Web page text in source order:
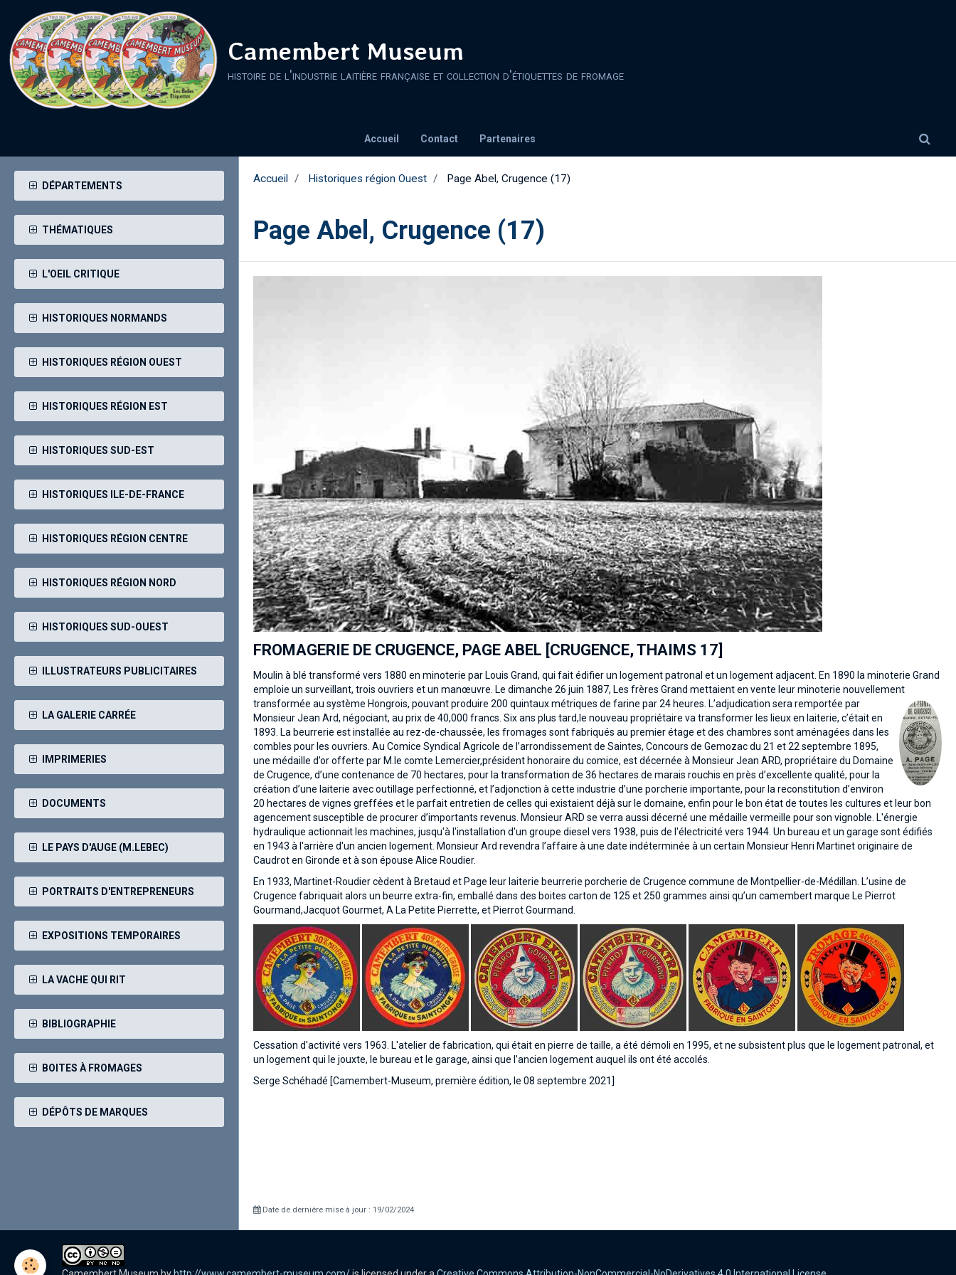
Camembert Museum
histoire de l'industrie laitière française et collection d'étiquettes de fromage
Accueil Contact Partenaires
Accueil Historiques région Ouest Page Abel, Crugence (17)
Page Abel, Crugence (17)
FROMAGERIE DE CRUGENCE, PAGE ABEL [CRUGENCE, THAIMS 17]
Moulin à blé transformé vers 1880 en minoterie par Louis Grand, qui fait édifier un logement patronal et un logement adjacent. En 1890 la minoterie Grand
emploie un surveillant, trois ouvriers et un manœuvre. Le dimanche 26 juin 1887, Les frères Grand mettaient en vente leur minoterie nouvellement
transformée au système Hongrois, pouvant produire 200 quintaux métriques de farine par 24 heures. L’adjudication sera remportée par
Monsieur Jean Ard, négociant, au prix de 40,000 francs. Six ans plus tard,le nouveau propriétaire va transformer les lieux en laiterie, c’était en
1893. La beurrerie est installée au rez-de-chaussée, les fromages sont fabriqués au premier étage et des chambres sont aménagées dans les
combles pour les ouvriers. Au Comice Syndical Agricole de l’arrondissement de Saintes, Concours de Gemozac du 21 et 22 septembre 1895,
une médaille d’or offerte par M.le comte Lemercier,président honoraire du comice, est décernée à Monsieur Jean ARD, propriétaire du Domaine
de Crugence, d’une contenance de 70 hectares, pour la transformation de 36 hectares de marais rouchis en près d’excellente qualité, pour la
création d’une laiterie avec outillage perfectionné, et l’adjonction à cette industrie d’une porcherie importante, pour la reconstitution d’environ
20 hectares de vignes greffées et le parfait entretien de celles qui existaient déjà sur le domaine, enfin pour le bon état de toutes les cultures et leur bon
agencement susceptible de procurer d’importants revenus. Monsieur ARD se verra aussi décerné une médaille vermeille pour son vignoble. L'énergie
hydraulique actionnait les machines, jusqu'à l'installation d'un groupe diesel vers 1938, puis de l'électricité vers 1944. Un bureau et un garage sont édifiés
en 1943 à l'arrière d'un ancien logement. Monsieur Ard revendra l’affaire à une date indéterminée à un certain Monsieur Henri Martinet originaire de
Caudrot en Gironde et à son épouse Alice Roudier.
En 1933, Martinet-Roudier cèdent à Bretaud et Page leur laiterie beurrerie porcherie de Crugence commune de Montpellier-de-Médillan. L’usine de
Crugence fabriquait alors un beurre extra-fin, emballé dans des boites carton de 125 et 250 grammes ainsi qu’un camembert marque Le Pierrot
Gourmand,Jacquot Gourmet, A La Petite Pierrette, et Pierrot Gourmand.
Cessation d'activité vers 1963. L'atelier de fabrication, qui était en pierre de taille, a été démoli en 1995, et ne subsistent plus que le logement patronal, et
un logement qui le jouxte, le bureau et le garage, ainsi que l'ancien logement auquel ils ont été accolés.
Serge Schéhadé [Camembert-Museum, première édition, le 08 septembre 2021]
Date de dernière mise à jour : 19/02/2024
DÉPARTEMENTS
THÉMATIQUES
L'OEIL CRITIQUE
HISTORIQUES NORMANDS
HISTORIQUES RÉGION OUEST
HISTORIQUES RÉGION EST
HISTORIQUES SUD-EST
HISTORIQUES ILE-DE-FRANCE
HISTORIQUES RÉGION CENTRE
HISTORIQUES RÉGION NORD
HISTORIQUES SUD-OUEST
ILLUSTRATEURS PUBLICITAIRES
LA GALERIE CARRÉE
IMPRIMERIES
DOCUMENTS
LE PAYS D'AUGE (M.LEBEC)
PORTRAITS D'ENTREPRENEURS
EXPOSITIONS TEMPORAIRES
LA VACHE QUI RIT
BIBLIOGRAPHIE
BOITES À FROMAGES
DÉPÔTS DE MARQUES